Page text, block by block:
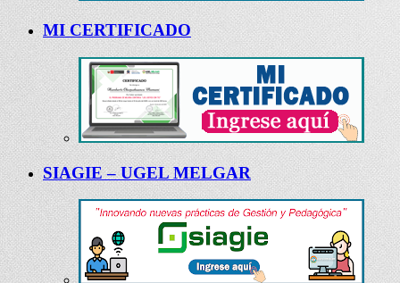
MI CERTIFICADO
SIAGIE – UGEL MELGAR